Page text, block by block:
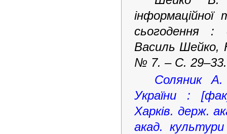
сьогодення :
Василь Шейко,
№ 7. – C. 29–33.
Соляник А.
України :
Харків. держ.
акад.